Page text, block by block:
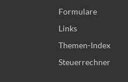
Formulare
Links
Themen-Index
Steuerrechner